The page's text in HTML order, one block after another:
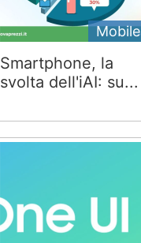
Mobile
Smartphone, la
svolta dell'iAI: su...